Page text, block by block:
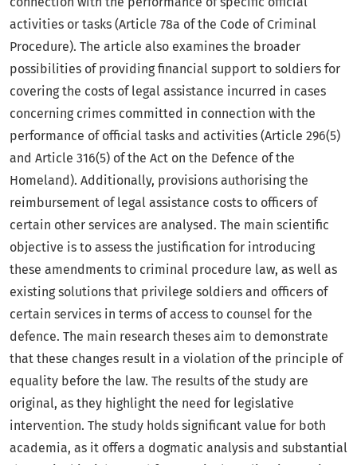
activities or tasks (Article 78a of the Code of Criminal
Procedure). The article also examines the broader
possibilities of providing financial support to soldiers for
covering the costs of legal assistance incurred in cases
concerning crimes committed in connection with the
performance of official tasks and activities (Article 296(5)
and Article 316(5) of the Act on the Defence of the
Homeland). Additionally, provisions authorising the
reimbursement of legal assistance costs to officers of
certain other services are analysed. The main scientific
objective is to assess the justification for introducing
these amendments to criminal procedure law, as well as
existing solutions that privilege soldiers and officers of
certain services in terms of access to counsel for the
defence. The main research theses aim to demonstrate
that these changes result in a violation of the principle of
equality before the law. The results of the study are
original, as they highlight the need for legislative
intervention. The study holds significant value for both
academia, as it offers a dogmatic analysis and substantial